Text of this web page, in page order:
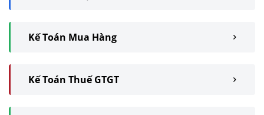
Kế Toán Mua Hàng
Kế Toán Thuế GTGT